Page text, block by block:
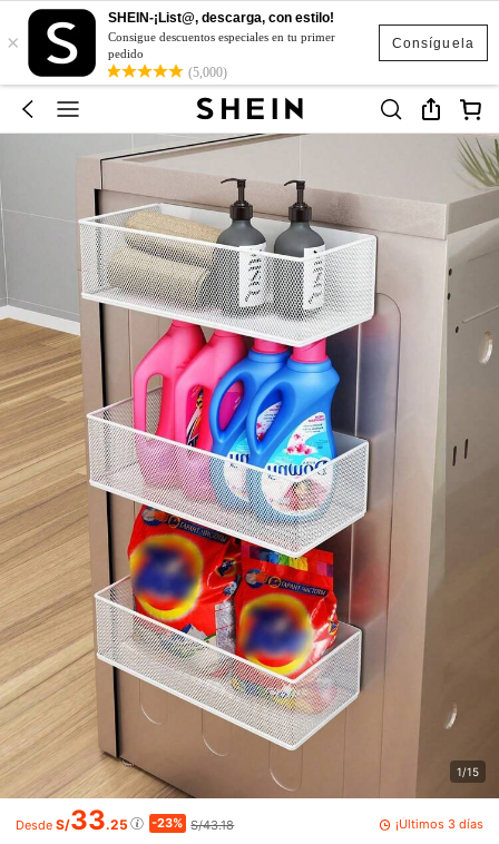
Consíguela
×
SHEIN-¡List@, descarga, con estilo!
Consigue descuentos especiales en tu primer
pedido
(5,000)
1/15
Desde S/33.25 -23% S/43.18 ¡Últimos 3 días